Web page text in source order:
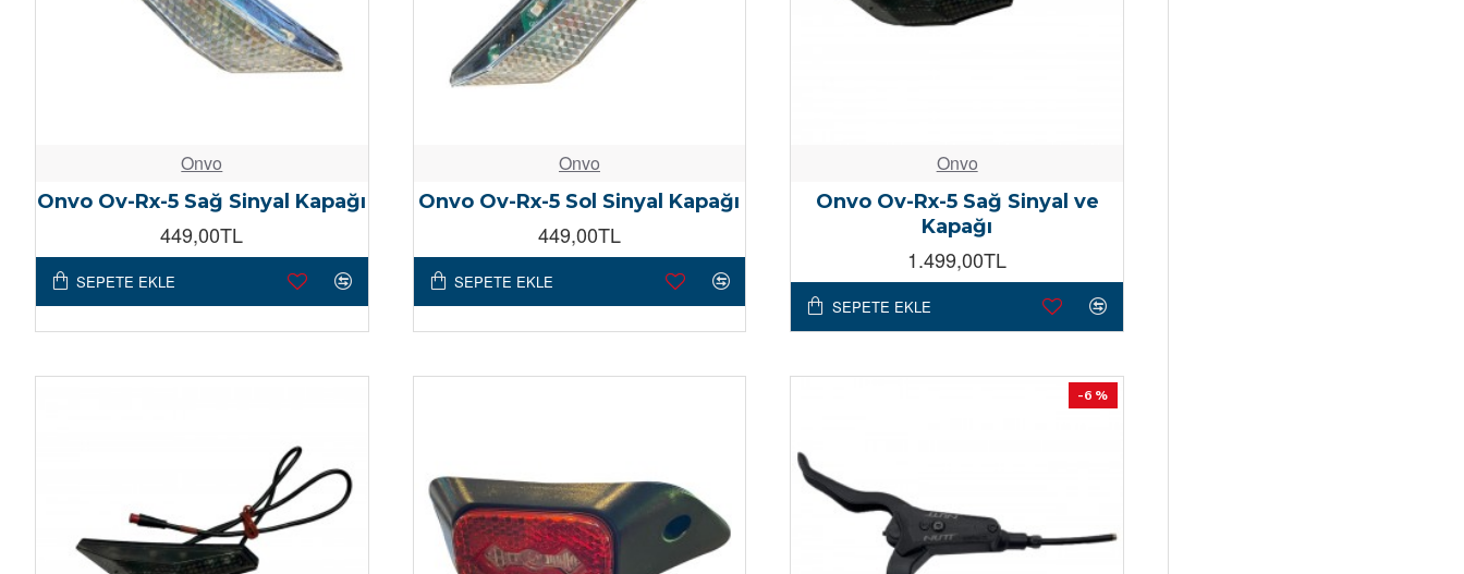
Onvo
Onvo Ov-Rx-5 Sağ Sinyal Kapağı
449,00TL
SEPETE EKLE
Onvo
Onvo Ov-Rx-5 Sol Sinyal Kapağı
449,00TL
SEPETE EKLE
Onvo
Onvo Ov-Rx-5 Sağ Sinyal ve
Kapağı
1.499,00TL
SEPETE EKLE
-6 %